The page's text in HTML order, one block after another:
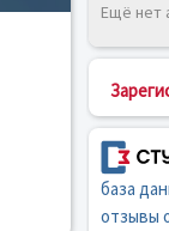
Ещё нет
база
отзывы